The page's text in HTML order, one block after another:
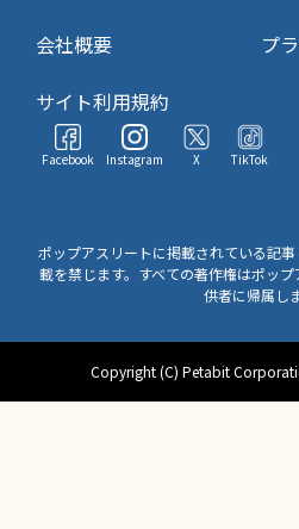
会社概要
プ
サイト利用規約
Facebook Instagram X TikTok
ポップアスリートに掲載されている記
載を禁じます。すべての著作権はポッ
供者に帰属しま
Copyright (C) Petabit